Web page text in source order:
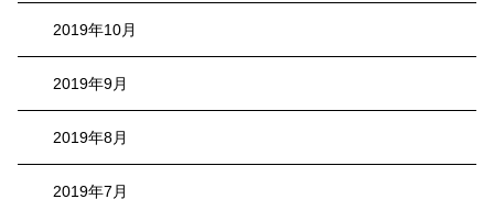
2019年10月
2019年9月
2019年8月
2019年7月